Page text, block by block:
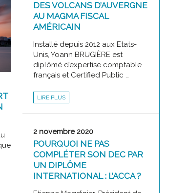
DES VOLCANS D’AUVERGNE
AU MAGMA FISCAL
AMÉRICAIN
Installé depuis 2012 aux Etats-
Unis, Yoann BRUGIÈRE est
diplômé d’expertise comptable
français et Certified Public …
DES
VOLCANS
AU
AMÉRICAIN
LIRE PLUS
2 novembre 2020
POURQUOI NE PAS
COMPLÉTER SON DEC PAR
UN DIPLÔME
INTERNATIONAL : L’ACCA ?